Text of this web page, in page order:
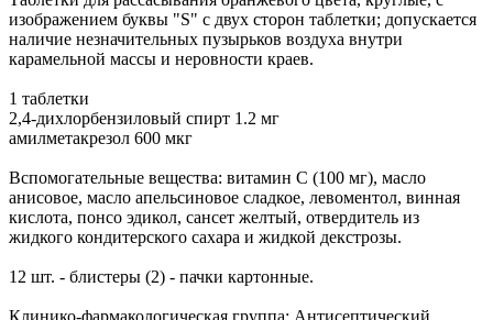
изображением буквы "S" с двух сторон таблетки; допускается
наличие незначительных пузырьков воздуха внутри
карамельной массы и неровности краев.
1 таблетки
2,4-дихлорбензиловый спирт 1.2 мг
амилметакрезол 600 мкг
Вспомогательные вещества: витамин С (100 мг), масло
анисовое, масло апельсиновое сладкое, левоментол, винная
кислота, понсо эдикол, сансет желтый, отвердитель из
жидкого кондитерского сахара и жидкой декстрозы.
12 шт. - блистеры (2) - пачки картонные.
Клинико-фармакологическая группа: Антисептический